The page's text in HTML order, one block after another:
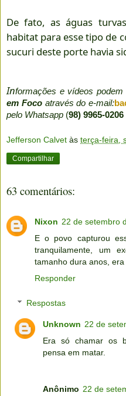
De fato, as águas
habitat para esse tipo de
sucuri deste porte havia
Informações e vídeos
em Focoatravés do e-mail:
pelo Whatsapp (98) 9965-0206
Jefferson Calvet às terça-feira,
Compartilhar
63 comentários:
Nixon 22 de setembro
E o povo capturou
tranquilamente, um
tamanho dura anos,
Responder
Respostas
Unknown 22 de
Era só chamar os
pensa em matar.
Anônimo 22 de